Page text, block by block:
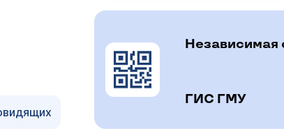
Независимая
ГИС ГМУ